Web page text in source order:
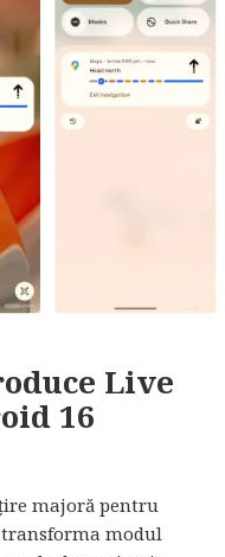
Live
16
majoră pentru
transforma modul